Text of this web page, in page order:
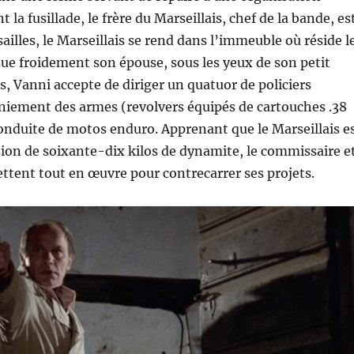
la fusillade, le frère du Marseillais, chef de la bande,
le Marseillais se rend dans l’immeuble où réside
froidement son épouse, sous les yeux de son petit
Vanni accepte de diriger un quatuor de policiers
des armes (revolvers équipés de cartouches .38
de motos enduro. Apprenant que le Marseillais
de soixante-dix kilos de dynamite, le commissaire
tout en œuvre pour contrecarrer ses projets.